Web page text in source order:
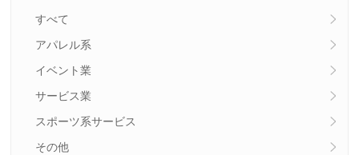
すべて
アパレル系
イベント業
サービス業
スポーツ系サービス
その他